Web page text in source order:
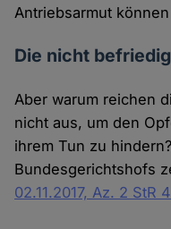
Antriebsarmut
Die nicht
Aber warum reichen
nicht aus, um den
ihrem Tun zu
Bundesgerichtshofs
02.11.2017, Az. 2 StR